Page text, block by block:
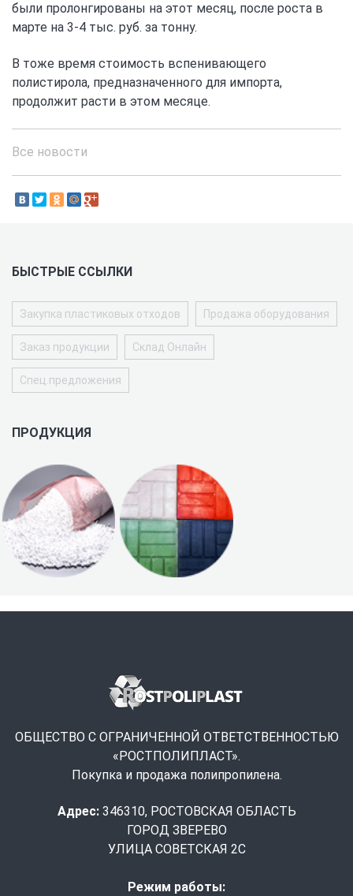
были пролонгированы на этот месяц, после роста в
марте на 3-4 тыс. руб. за тонну.
В тоже время стоимость вспенивающего
полистирола, предназначенного для импорта,
продолжит расти в этом месяце.
Все новости
БЫСТРЫЕ ССЫЛКИ
Закупка пластиковых отходов Продажа оборудования
Заказ продукции Склад Онлайн
Спец.предложения
ПРОДУКЦИЯ
ОБЩЕСТВО С ОГРАНИЧЕННОЙ ОТВЕТСТВЕННОСТЬЮ
«РОСТПОЛИПЛАСТ».
Покупка и продажа полипропилена.
Адрес: 346310, РОСТОВСКАЯ ОБЛАСТЬ
ГОРОД ЗВЕРЕВО
УЛИЦА СОВЕТСКАЯ 2С
Режим работы: